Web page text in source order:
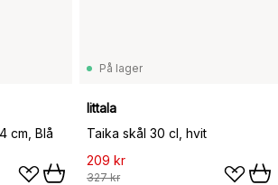
cm, Blå
På lager
Iittala
Taika skål 30 cl, hvit
209 kr
327 kr